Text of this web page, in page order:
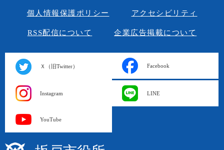
個人情報保護ポリシー アクセシビリティ
RSS配信について 企業広告掲載について
Ｘ（旧Twitter） Facebook
Instagram LINE
YouTube